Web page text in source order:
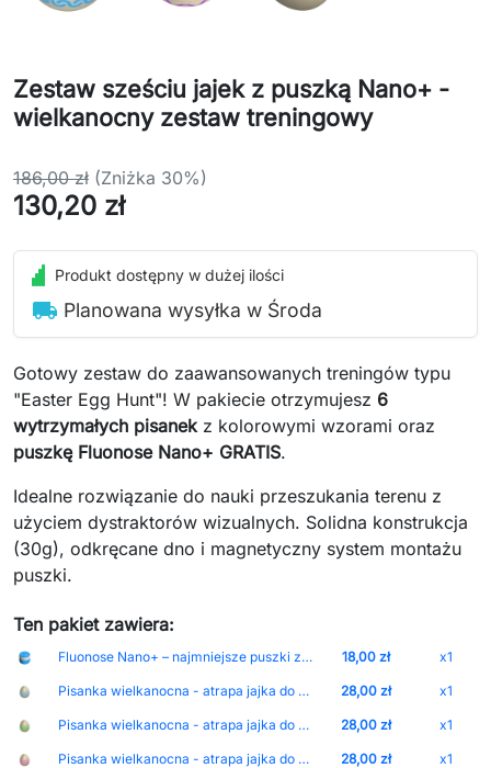
Zestaw sześciu jajek z puszką Nano+ -
wielkanocny zestaw treningowy
186,00 zł (Zniżka 30%)
130,20 zł
Produkt dostępny w dużej ilości
local_shipping Planowana wysyłka w Środa
Gotowy zestaw do zaawansowanych treningów typu
"Easter Egg Hunt"! W pakiecie otrzymujesz 6
wytrzymałych pisanek z kolorowymi wzorami oraz
puszkę Fluonose Nano+ GRATIS.
Idealne rozwiązanie do nauki przeszukania terenu z
użyciem dystraktorów wizualnych. Solidna konstrukcja
(30g), odkręcane dno i magnetyczny system montażu
puszki.
Ten pakiet zawiera:
Fluonose Nano+ – najmniejsze puszki zapachowe z wbudowanym magnesem i regulacją intensywności zapachu Nakrętka-White Puszka-Blue 18,00 zł x1
Pisanka wielkanocna - atrapa jajka do treningów węchowych Kolor-Blue 28,00 zł x1
Pisanka wielkanocna - atrapa jajka do treningów węchowych Kolor-Dark_Green 28,00 zł x1
Pisanka wielkanocna - atrapa jajka do treningów węchowych Kolor-Magenta 28,00 zł x1